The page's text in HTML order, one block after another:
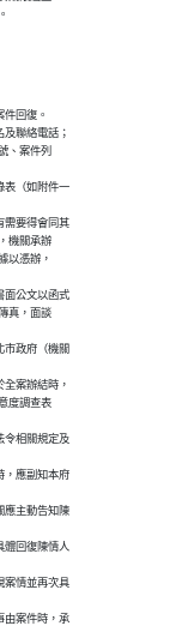
件回復。
及聯絡電話；
、案件列
表（如附件一
需要得會同其
機關承辦
以憑辦，
面公文以函式
真，面談
市政府（機關
全案辦結時，
度調查表
令相關規定及
，應副知本府
應主動告知陳
體回復陳情人
案情並再次具
由案件時，承